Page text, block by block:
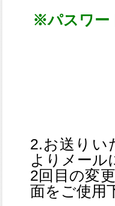
※パスワー
2.お送りい
よりメール
2回目の変
面をご使用